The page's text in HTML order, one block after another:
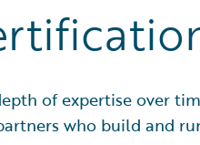
of expertise over
who build and